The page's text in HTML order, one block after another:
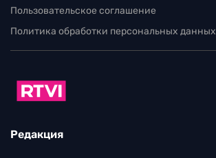
Пользовательское соглашение
Политика обработки персональных данных
Редакция